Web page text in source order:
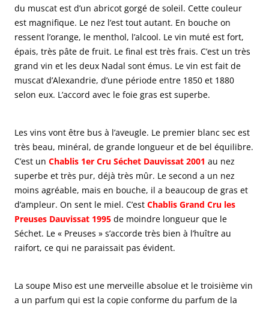
du muscat est d’un abricot gorgé de soleil. Cette couleur
est magnifique. Le nez l’est tout autant. En bouche on
ressent l’orange, le menthol, l’alcool. Le vin muté est fort,
épais, très pâte de fruit. Le final est très frais. C’est un très
grand vin et les deux Nadal sont émus. Le vin est fait de
muscat d’Alexandrie, d’une période entre 1850 et 1880
selon eux. L’accord avec le foie gras est superbe.
Les vins vont être bus à l’aveugle. Le premier blanc sec est
très beau, minéral, de grande longueur et de bel équilibre.
C’est un Chablis 1er Cru Séchet Dauvissat 2001 au nez
superbe et très pur, déjà très mûr. Le second a un nez
moins agréable, mais en bouche, il a beaucoup de gras et
d’ampleur. On sent le miel. C’est Chablis Grand Cru les
Preuses Dauvissat 1995 de moindre longueur que le
Séchet. Le « Preuses » s’accorde très bien à l’huître au
raifort, ce qui ne paraissait pas évident.
La soupe Miso est une merveille absolue et le troisième vin
a un parfum qui est la copie conforme du parfum de la